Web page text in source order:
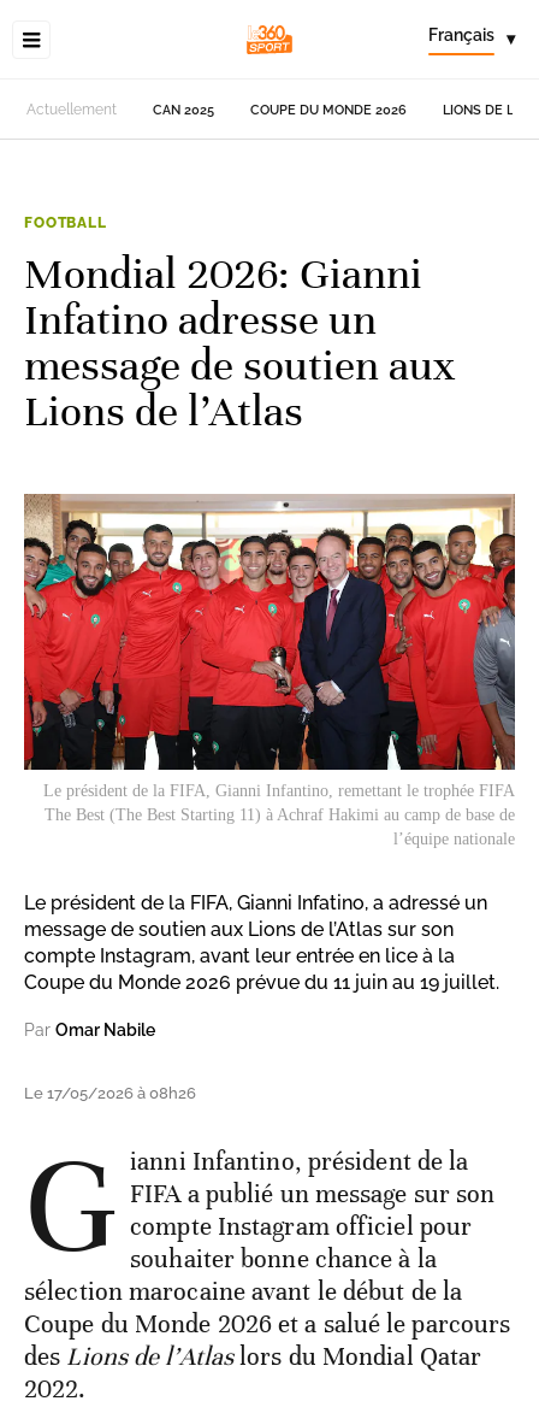
Français ▾
Actuellement CAN 2025 COUPE DU MONDE 2026 LIONS DE
FOOTBALL
Mondial 2026: Gianni
Infatino adresse un
message de soutien aux
Lions de l’Atlas
Le président de la FIFA, Gianni Infantino, remettant le trophée FIFA
The Best (The Best Starting 11) à Achraf Hakimi au camp de base de
l’équipe nationale
Le président de la FIFA, Gianni Infatino, a adressé un
message de soutien aux Lions de l’Atlas sur son
compte Instagram, avant leur entrée en lice à la
Coupe du Monde 2026 prévue du 11 juin au 19 juillet.
Par Omar Nabile
Le 17/05/2026 à 08h26
G ianni Infantino, président de la
FIFA a publié un message sur son
compte Instagram officiel pour
souhaiter bonne chance à la
sélection marocaine avant le début de la
Coupe du Monde 2026 et a salué le parcours
des Lions de l’Atlaslors du Mondial Qatar
2022.